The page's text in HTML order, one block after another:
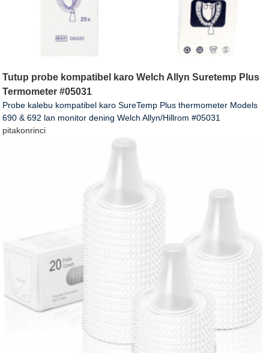
Tutup probe kompatibel karo Welch Allyn Suretemp Plus
Termometer #05031
Probe kalebu kompatibel karo SureTemp Plus thermometer Models
690 & 692 lan monitor dening Welch Allyn/Hillrom #05031
pitakonrinci